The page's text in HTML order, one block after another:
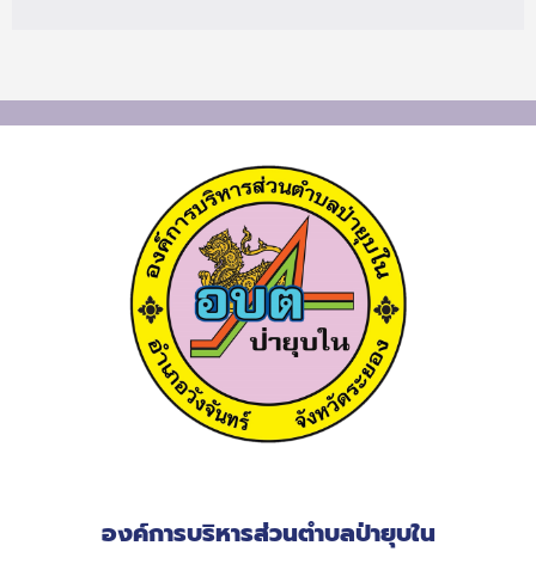
องค์การบริหารส่วนตำบลป่ายุบใน